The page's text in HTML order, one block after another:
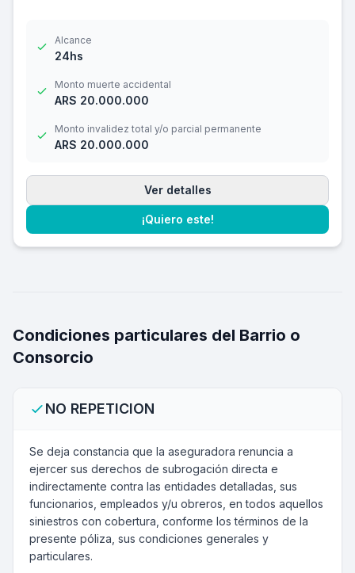
Alcance
24hs
Monto muerte accidental
ARS 20.000.000
Monto invalidez total y/o parcial permanente
ARS 20.000.000
Ver detalles
¡Quiero este!
Condiciones particulares del Barrio o
Consorcio
NO REPETICION
Se deja constancia que la aseguradora renuncia a
ejercer sus derechos de subrogación directa e
indirectamente contra las entidades detalladas, sus
funcionarios, empleados y/u obreros, en todos aquellos
siniestros con cobertura, conforme los términos de la
presente póliza, sus condiciones generales y
particulares.